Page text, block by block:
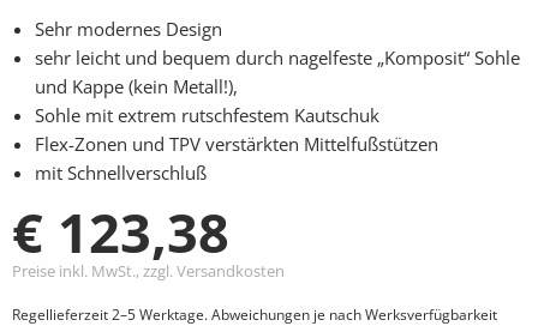
Sehr modernes Design
sehr leicht und bequem durch nagelfeste „Komposit“ Sohle
und Kappe (kein Metall!),
Sohle mit extrem rutschfestem Kautschuk
Flex-Zonen und TPV verstärkten Mittelfußstützen
mit Schnellverschluß
€ 123,38
Preise inkl. MwSt., zzgl. Versandkosten
Regellieferzeit 2–5 Werktage. Abweichungen je nach Werksverfügbarkeit